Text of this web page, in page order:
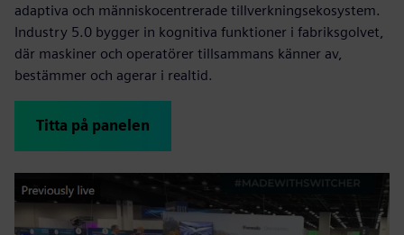
adaptiva och människocentrerade tillverkningsekosystem.
Industry 5.0 bygger in kognitiva funktioner i fabriksgolvet,
där maskiner och operatörer tillsammans känner av,
bestämmer och agerar i realtid.
Titta på panelen